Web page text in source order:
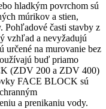
hladkým povrchom sú
múrikov a stien,
Pohľadové časti stavby z
vzhľad a nevyžadujú
na murovanie bez
buď priamo
(ZDV 200 a ZDV 400)
FACE BLOCK sú
a prenikaniu vody.